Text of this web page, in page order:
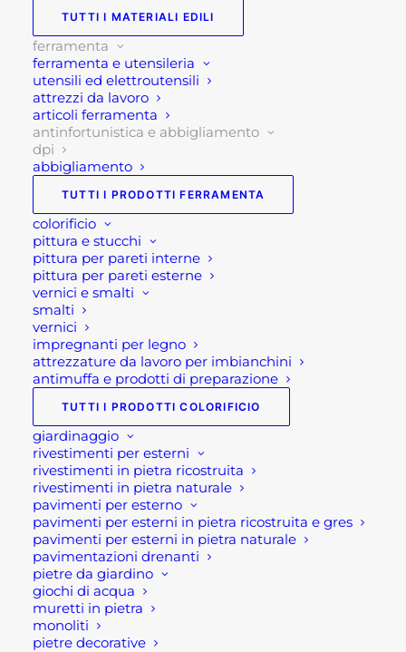
TUTTI I MATERIALI EDILI
ferramenta
ferramenta e utensileria
utensili ed elettroutensili
attrezzi da lavoro
articoli ferramenta
antinfortunistica e abbigliamento
dpi
abbigliamento
TUTTI I PRODOTTI FERRAMENTA
colorificio
pittura e stucchi
pittura per pareti interne
pittura per pareti esterne
vernici e smalti
smalti
vernici
impregnanti per legno
attrezzature da lavoro per imbianchini
antimuffa e prodotti di preparazione
TUTTI I PRODOTTI COLORIFICIO
giardinaggio
rivestimenti per esterni
rivestimenti in pietra ricostruita
rivestimenti in pietra naturale
pavimenti per esterno
pavimenti per esterni in pietra ricostruita e gres
pavimenti per esterni in pietra naturale
pavimentazioni drenanti
pietre da giardino
giochi di acqua
muretti in pietra
monoliti
pietre decorative
Campi di impiego suggeriti:
Edilizia/carpenteria, Lavori pubblici, Industria
meccanica, Agricoltura-Zootecnia, Industria
navale, professionisti/artigiani.
Caratteristiche tecniche:
TOMAIO Microfibra-MESH nera con imbottitura al
malleolo
FODERA 100% poliestere con lavorazione a nido
d’ape
SOLETTA Sport-Lite, anatomica, antistatica e
antibatterica
SUOLA Poliuretano bidensità
PUNTALE Non metallico THIN CAP
LAMINA Sottopiede non metallico HRP
INSOLECALZATA 12
DUCATI RACING LINE
Se per qualsiasi ragione non riuscissi a
completare l’ordine o avessi dei dubbi prima di
effettuare il pagamento contattaci dalle 09 alle 12
e dalle 14 alle 17, ti offriremo tutto il supporto
necessario per aiutarti nella procedura di
acquisto!